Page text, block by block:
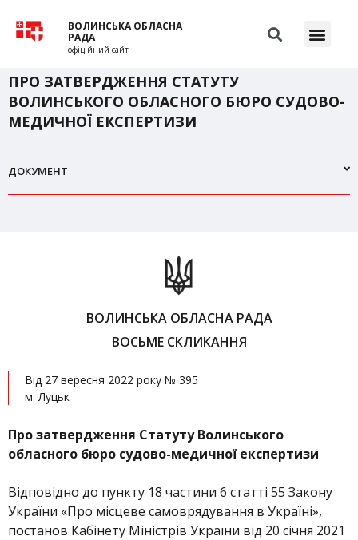
ВОЛИНСЬКА ОБЛАСНА
РАДА
офіційний сайт
ПРО ЗАТВЕРДЖЕННЯ СТАТУТУ
ВОЛИНСЬКОГО ОБЛАСНОГО БЮРО СУДОВО-
МЕДИЧНОЇ ЕКСПЕРТИЗИ
ДОКУМЕНТ
ВОЛИНСЬКА ОБЛАСНА РАДА
ВОСЬМЕ СКЛИКАННЯ
Від 27 вересня 2022 року № 395
м. Луцьк
Про затвердження Статуту Волинського
обласного бюро судово-медичної експертизи
Відповідно до пункту 18 частини 6 статті 55 Закону
України «Про місцеве самоврядування в Україні»,
постанов Кабінету Міністрів України від 20 січня 2021